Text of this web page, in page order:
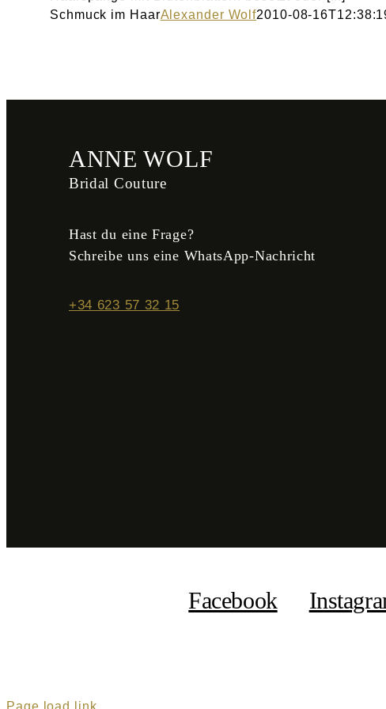
Schmuck im HaarAlexander Wolf2010-08-
ANNE WOLF
Bridal Couture
Hast du eine Frage?
Schreibe uns eine WhatsApp-Nachricht
+34 623 57 32 15
Facebook
Page load link